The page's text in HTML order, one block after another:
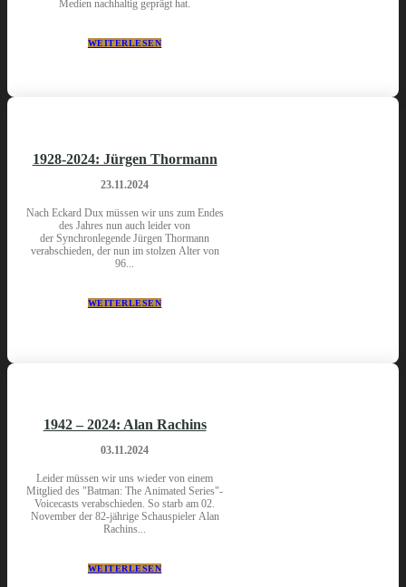
Medien nachhaltig geprägt hat.
WEITERLESEN
1928-2024: Jürgen Thormann
23.11.2024
Nach Eckard Dux müssen wir uns zum Endes
des Jahres nun auch leider von
der Synchronlegende Jürgen Thormann
verabschieden, der nun im stolzen Alter von
96...
WEITERLESEN
1942 – 2024: Alan Rachins
03.11.2024
Leider müssen wir uns wieder von einem
Mitglied des "Batman: The Animated Series"-
Voicecasts verabschieden. So starb am 02.
November der 82-jährige Schauspieler Alan
Rachins...
WEITERLESEN